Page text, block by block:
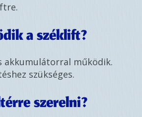
a széklift?
akkumulátorral működik.
szükséges.
szerelni?